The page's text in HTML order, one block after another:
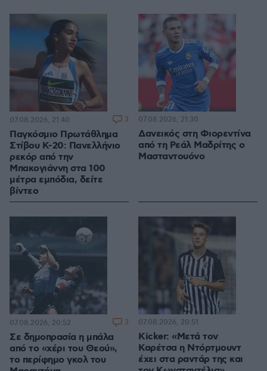
Παγκόσμιο Πρωτάθλημα
Στίβου Κ-20: Πανελλήνιο
ρεκόρ από την
Μπακογιάννη στα 100
μέτρα εμπόδια, δείτε
βίντεο
07.08.2026, 21:40 3
Δανεικός στη Φιορεντίνα
από τη Ρεάλ Μαδρίτης ο
Μασταντουόνο
07.08.2026, 21:30
Σε δημοπρασία η μπάλα
από το «χέρι του Θεού»,
το περίφημο γκολ του
07.08.2026, 20:52 3
Kicker: «Μετά τον
Καρέτσα η Ντόρτμουντ
έχει στα ραντάρ της και
07.08.2026, 20:51